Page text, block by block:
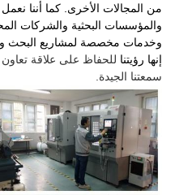
من المجالات الأخرى. كما أننا
والمؤسسات البحثية والشركات
وخدمات مخصصة لمشاريع البحث
إنها رؤيتنا للحفاظ على علاقة
سمعتنا الجيدة.